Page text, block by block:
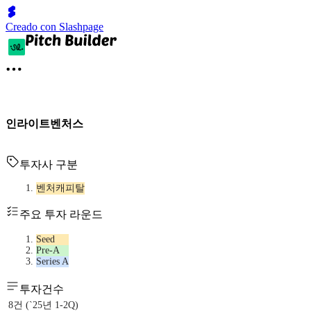
Creado con Slashpage
인라이트벤처스
투자사 구분
벤처캐피탈
주요 투자 라운드
Seed
Pre-A
Series A
투자건수
8건 (`25년 1-2Q)